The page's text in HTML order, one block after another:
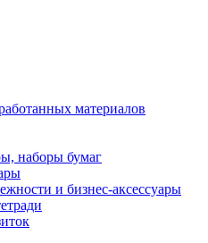
материалов
наборы бумаг
и бизнес-аксессуары